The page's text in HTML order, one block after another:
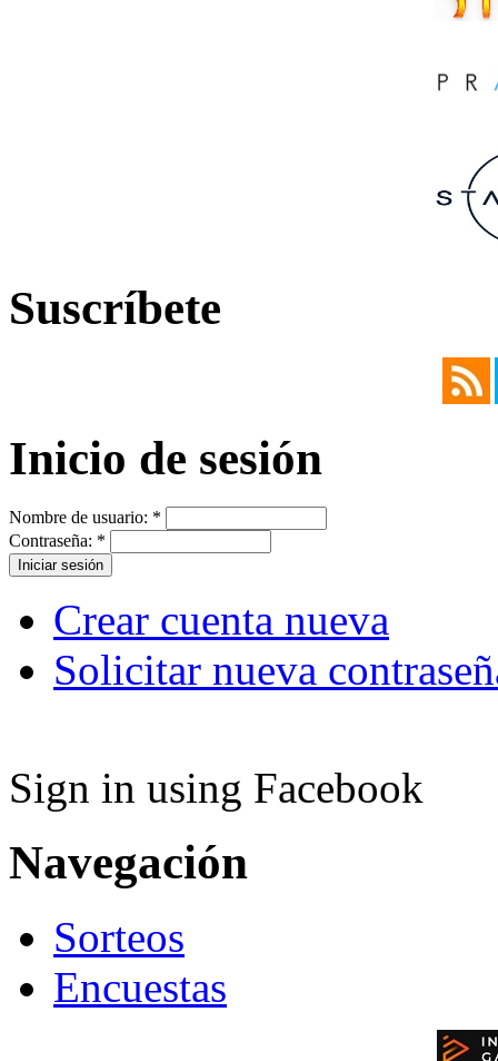
Suscríbete
Inicio de sesión
Nombre de usuario: *
Contraseña: *
Crear cuenta nueva
Solicitar nueva
Sign in using Facebook
Navegación
Sorteos
Encuestas